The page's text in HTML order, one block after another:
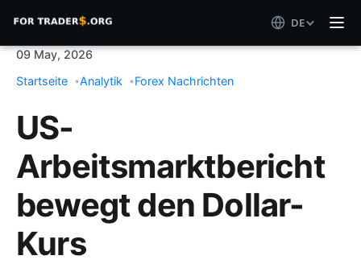
DE
09 May, 2026
Startseite
Analytik Forex Nachrichten
US-
Arbeitsmarktbericht
bewegt den Dollar-
Kurs